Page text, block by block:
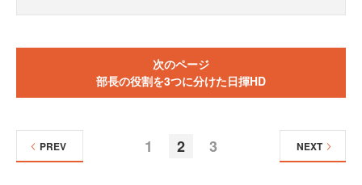
次のページ
部長の役割を3つに分けた日揮HD
1 2 3
PREV NEXT